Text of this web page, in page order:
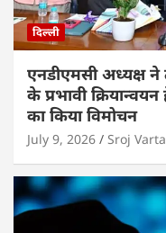
दिल्ली
एनडीएमसी अध्यक्ष ने
के प्रभावी
का किया विमोचन
July 9, 2026 Sroj Varta